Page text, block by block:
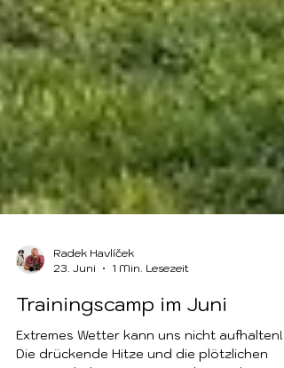
Radek Havlíček
23. Juni
1 Min. Lesezeit